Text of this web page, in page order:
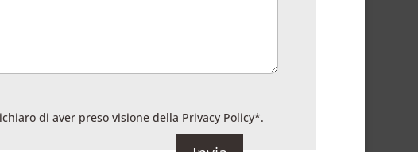
di aver preso visione della Privacy Policy*.